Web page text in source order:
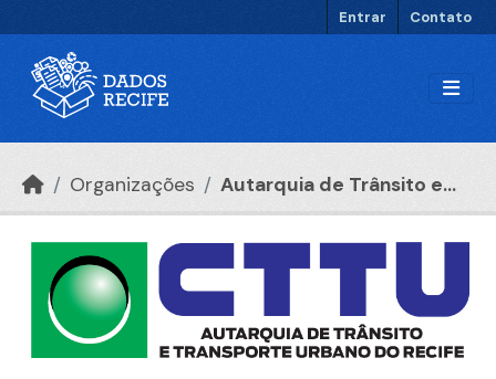
Entrar Contato
Organizações Autarquia de Trânsito e...